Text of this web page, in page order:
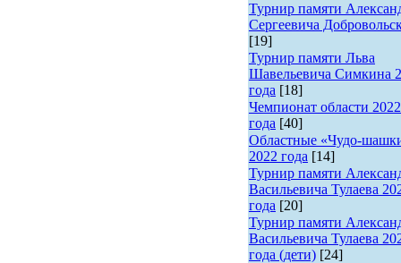
Турнир памяти
Сергеевича
[19]
Турнир памяти Льва
Шавельевича Симкина
года [18]
Чемпионат области 2022
года [40]
Областные «Чудо-
2022 года [14]
Турнир памяти
Васильевича Тулаева
года [20]
Турнир памяти
Васильевича Тулаева
года (дети) [24]